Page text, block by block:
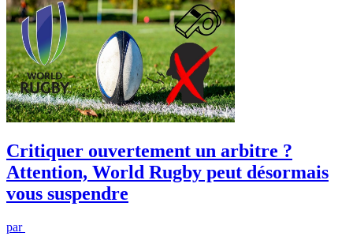
Critiquer ouvertement un arbitre ?
Attention, World Rugby peut désormais
vous suspendre
par